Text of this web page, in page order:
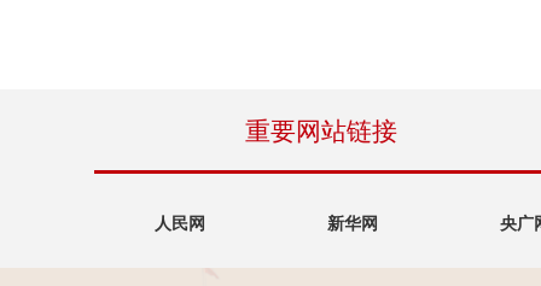
重要网站链接
人民网 新华网 央广